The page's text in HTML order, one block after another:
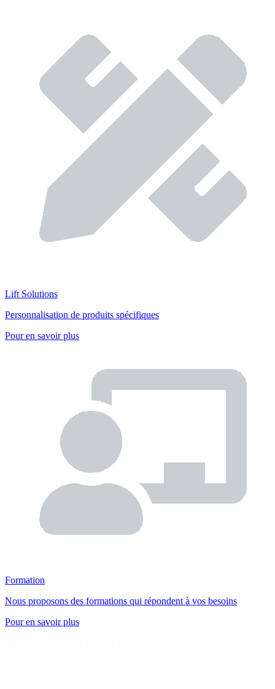
Lift Solutions
Personnalisation de produits spécifiques
Pour en savoir plus
Formation
Nous proposons des formations qui répondent à vos besoins
Pour en savoir plus